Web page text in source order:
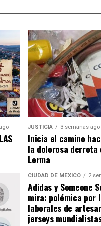
JUSTICIA 3 semanas ago
Inicia el camino
la dolorosa derrota
Lerma
CIUDAD DE MÉXICO 2
Adidas y Someone
mira: polémica por
laborales de
jerseys